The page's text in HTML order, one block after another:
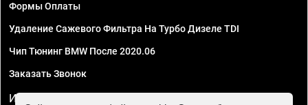
Формы Оплаты
Удаление Сажевого Фильтра На Турбо Дизеле TDI
Чип Тюнинг BMW После 2020.06
Заказать Звонок
ИП Смирнов Георгий Павлович. ИНН 781302555843,